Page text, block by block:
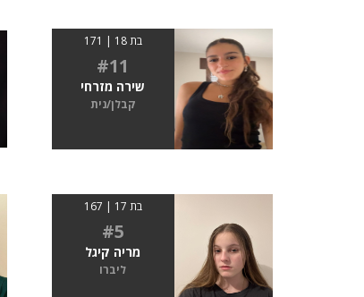
בת 18 | 171
#11
שירה מזרחי
קבלן/נית
בת 17 | 167
#5
מריה קיגל
ליברו